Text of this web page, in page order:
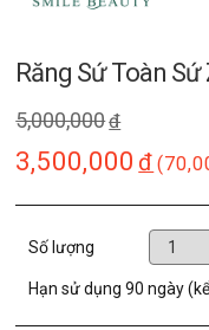
Răng Sứ Toàn
5,000,000đ
3,500,000 đ
Số lượng
Hạn sử dụng90 ngày